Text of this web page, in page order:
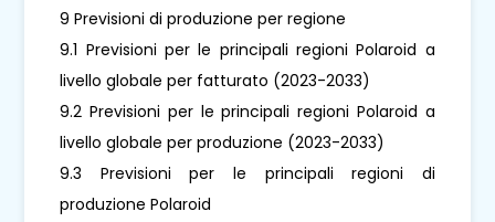
9 Previsioni di produzione per regione
9.1 Previsioni per le principali regioni Polaroid a
livello globale per fatturato (2023-2033)
9.2 Previsioni per le principali regioni Polaroid a
livello globale per produzione (2023-2033)
9.3 Previsioni per le principali regioni di
produzione Polaroid